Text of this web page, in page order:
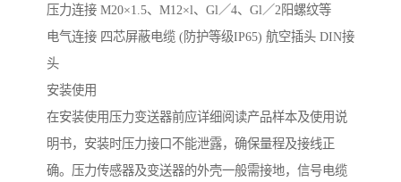
压力连接 M20×1.5、M12×l、Gl／4、Gl／2阳螺纹等
电气连接 四芯屏蔽电缆 (防护等级IP65) 航空插头 DIN接
头
安装使用
在安装使用压力变送器前应详细阅读产品样本及使用说
明书，安装时压力接口不能泄露，确保量程及接线正
确。压力传感器及变送器的外壳一般需接地，信号电缆